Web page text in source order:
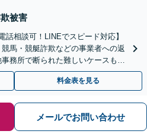
被害
相談可！LINEでスピード対応】
馬・競艇詐欺などの事業者への返
務所で断られた難しいケースも解
にご相談ください
料金表を見る
メールでお問い合わせ